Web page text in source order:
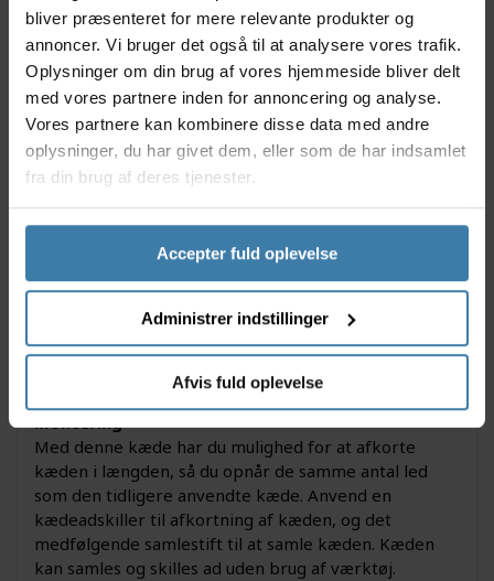
bliver præsenteret for mere relevante produkter og
annoncer. Vi bruger det også til at analysere vores trafik.
Oplysninger om din brug af vores hjemmeside bliver delt
med vores partnere inden for annoncering og analyse.
Vores partnere kan kombinere disse data med andre
oplysninger, du har givet dem, eller som de har indsamlet
fra din brug af deres tjenester.
Accepter fuld oplevelse
Administrer indstillinger
Afvis fuld oplevelse
Shimano kæden er kompatibel med Shimanos og
Srams gearsystemer, samt cykler med udvendige
gear, hvor der er 6, 7 eller 8 tandhjul på baghjulet.
Kæden egner sig til brug på både mountainbikes og
racercykler.
Specifikationer:
Shimano kæde type CN-HG71
størrelse: 1/2 x 3/32"
Vægt 324 gram
Type: HG-71
Farve: Sølv/grå
Kompatibel med: Shimano og SRAM
Leveres med samlestift
Montering
Med denne kæde har du mulighed for at afkorte
kæden i længden, så du opnår de samme antal led
som den tidligere anvendte kæde. Anvend en
kædeadskiller til afkortning af kæden, og det
medfølgende samlestift til at samle kæden. Kæden
kan samles og skilles ad uden brug af værktøj.